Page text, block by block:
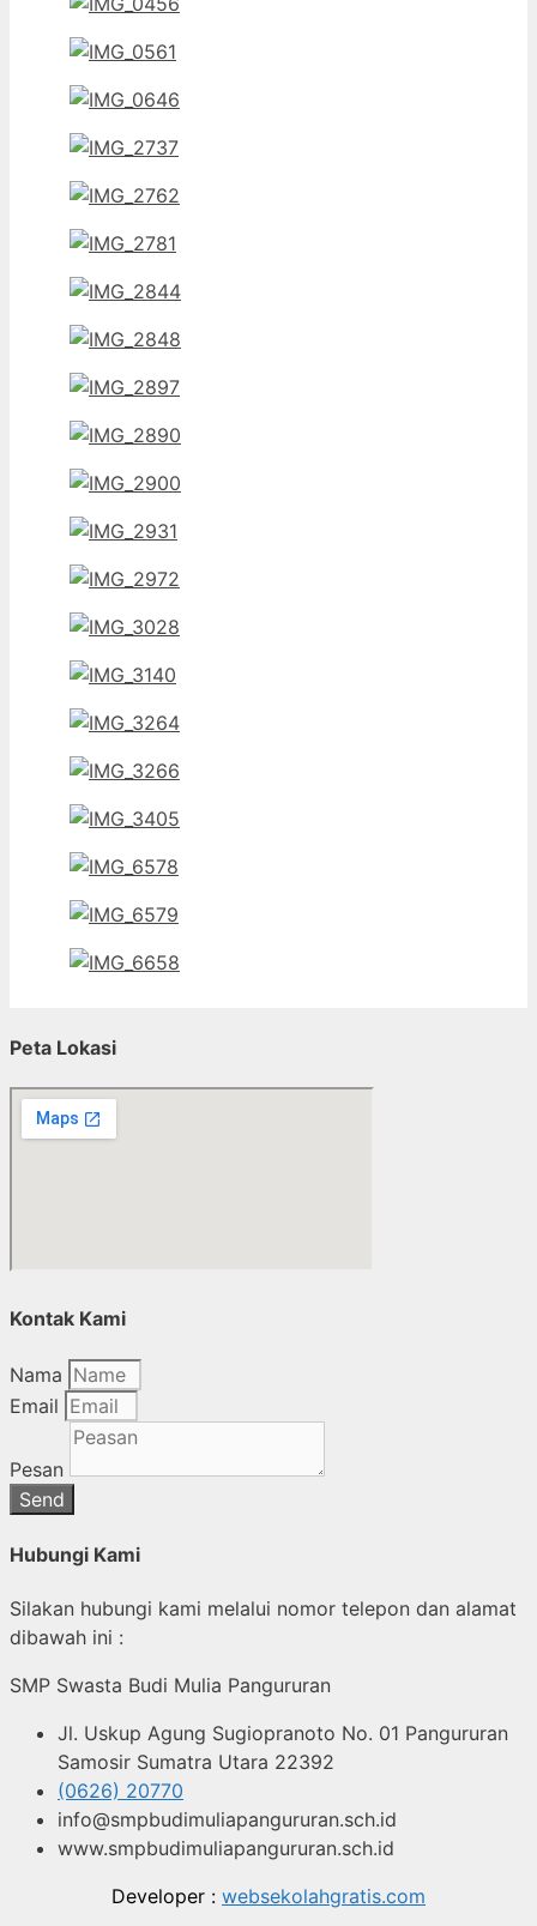
Peta Lokasi
Kontak Kami
Nama
Email
Pesan
Send
Hubungi Kami
Silakan hubungi kami melalui nomor telepon dan alamat
dibawah ini :
SMP Swasta Budi Mulia Pangururan
Jl. Uskup Agung Sugiopranoto No. 01 Pangururan
Samosir Sumatra Utara 22392
(0626) 20770
info@smpbudimuliapangururan.sch.id
www.smpbudimuliapangururan.sch.id
Developer : websekolahgratis.com